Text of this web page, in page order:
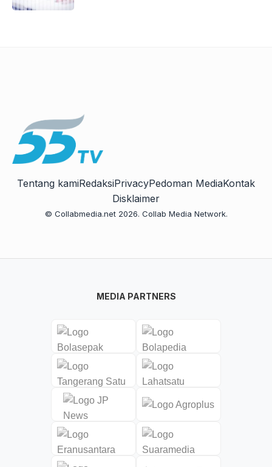
Tentang kamiRedaksiPrivacyPedoman MediaKontak
Disklaimer
© Collabmedia.net 2026. Collab Media Network.
MEDIA PARTNERS